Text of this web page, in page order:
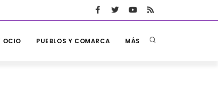
OCIO PUEBLOS Y COMARCA MÁS